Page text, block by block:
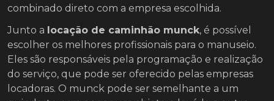
combinado direto com a empresa escolhida.
Junto a locação de caminhão munck, é possível
escolher os melhores profissionais para o manuseio.
Eles são responsáveis pela programação e realização
do serviço, que pode ser oferecido pelas empresas
locadoras. O munck pode ser semelhante a um